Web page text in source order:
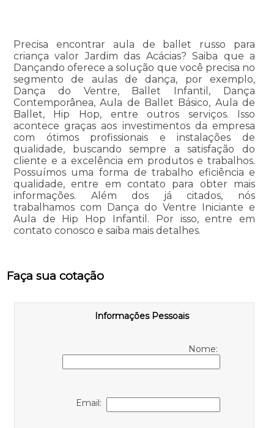
Precisa encontrar aula de ballet russo para
criança valor Jardim das Acácias? Saiba que a
Dançando oferece a solução que você precisa no
segmento de aulas de dança, por exemplo,
Dança do Ventre, Ballet Infantil, Dança
Contemporânea, Aula de Ballet Básico, Aula de
Ballet, Hip Hop, entre outros serviços. Isso
acontece graças aos investimentos da empresa
com ótimos profissionais e instalações de
qualidade, buscando sempre a satisfação do
cliente e a excelência em produtos e trabalhos.
Possuímos uma forma de trabalho eficiência e
qualidade, entre em contato para obter mais
informações. Além dos já citados, nós
trabalhamos com Dança do Ventre Iniciante e
Aula de Hip Hop Infantil. Por isso, entre em
contato conosco e saiba mais detalhes.
Faça sua cotação
Informações Pessoais
Nome:
Email: